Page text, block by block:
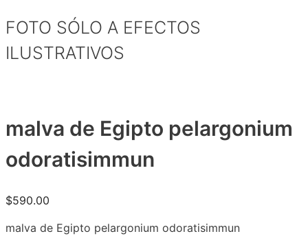
FOTO SÓLO A EFECTOS
ILUSTRATIVOS
malva de Egipto pelargonium
odoratisimmun
$590.00
malva de Egipto pelargonium odoratisimmun